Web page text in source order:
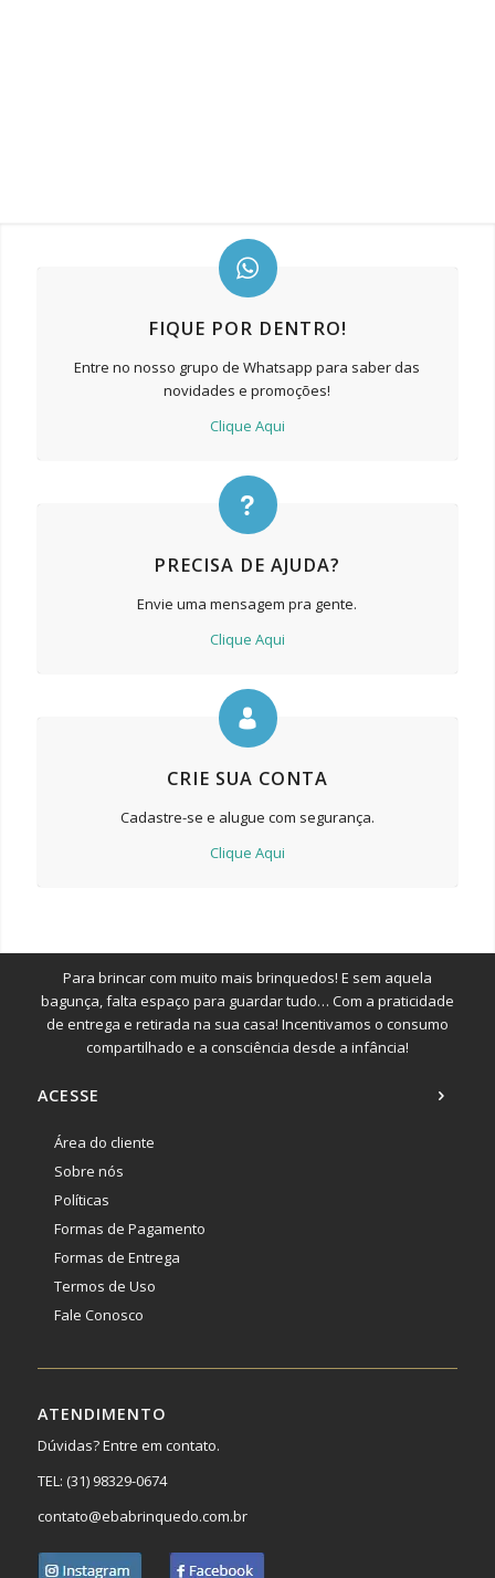
FIQUE POR DENTRO!
Entre no nosso grupo de Whatsapp para saber das
novidades e promoções!
Clique Aqui
PRECISA DE AJUDA?
Envie uma mensagem pra gente.
Clique Aqui
CRIE SUA CONTA
Cadastre-se e alugue com segurança.
Clique Aqui
Para brincar com muito mais brinquedos! E sem aquela
bagunça, falta espaço para guardar tudo… Com a praticidade
de entrega e retirada na sua casa! Incentivamos o consumo
compartilhado e a consciência desde a infância!
ACESSE
Área do cliente
Sobre nós
Políticas
Formas de Pagamento
Formas de Entrega
Termos de Uso
Fale Conosco
ATENDIMENTO
Dúvidas? Entre em contato.
TEL: (31) 98329-0674
contato@ebabrinquedo.com.br